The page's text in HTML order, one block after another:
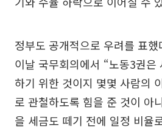
정부도 공개적으로 우려를 표
이날 국무회의에서 “노동3권은
하기 위한 것이지 몇몇 사람의
로 관철하도록 힘을 준 것이 아
을 세금도 떼기 전에 일정 비율